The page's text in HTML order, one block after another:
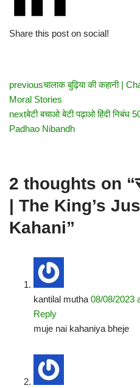
Share this post on social!
previousचालाक बुढ़िया की कहानी |
Moral Stories
nextबेटी बचाओ बेटी पढ़ाओ हिंदी
Padhao Nibandh
2 thoughts on
| The King’s
Kahani”
kantilal mutha 08/08/2023
Reply
muje nai kahaniya bheje